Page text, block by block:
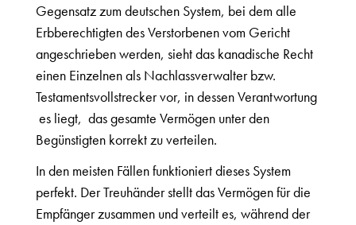
Gegensatz zum deutschen System, bei dem alle
Erbberechtigten des Verstorbenen vom Gericht
angeschrieben werden, sieht das kanadische Recht
einen Einzelnen als Nachlassverwalter bzw.
Testamentsvollstrecker vor, in dessen Verantwortung
es liegt, das gesamte Vermögen unter den
Begünstigten korrekt zu verteilen.
In den meisten Fällen funktioniert dieses System
perfekt. Der Treuhänder stellt das Vermögen für die
Empfänger zusammen und verteilt es, während der